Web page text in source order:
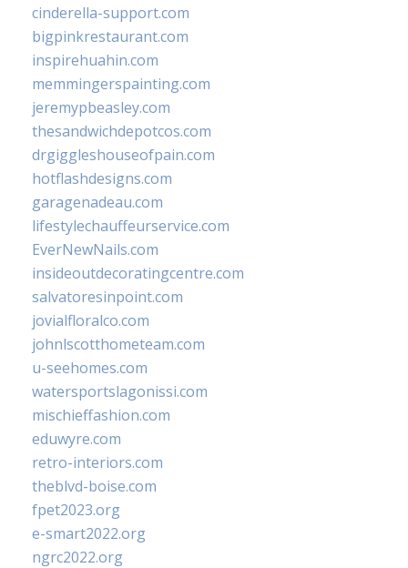
cinderella-support.com
bigpinkrestaurant.com
inspirehuahin.com
memmingerspainting.com
jeremypbeasley.com
thesandwichdepotcos.com
drgiggleshouseofpain.com
hotflashdesigns.com
garagenadeau.com
lifestylechauffeurservice.com
EverNewNails.com
insideoutdecoratingcentre.com
salvatoresinpoint.com
jovialfloralco.com
johnlscotthometeam.com
u-seehomes.com
watersportslagonissi.com
mischieffashion.com
eduwyre.com
retro-interiors.com
theblvd-boise.com
fpet2023.org
e-smart2022.org
ngrc2022.org